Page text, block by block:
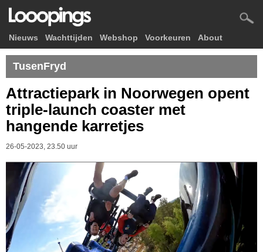
Nieuws Wachttijden Webshop Voorkeuren About
TusenFryd
Attractiepark in Noorwegen opent
triple-launch coaster met
hangende karretjes
26-05-2023, 23.50 uur